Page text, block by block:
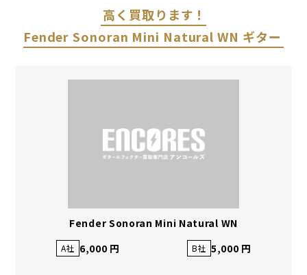
高く買取ります！
Fender Sonoran Mini Natural WN ギター
Fender Sonoran Mini Natural WN
A社 6,000 円 B社 5,000 円